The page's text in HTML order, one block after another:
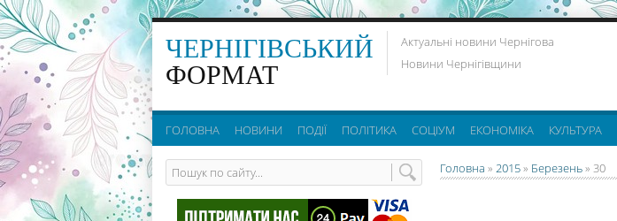
ЧЕРНІГІВСЬКИЙ
ФОРМАТ
Актуальні новини Чернігова
Новини Чернігівщини
ГОЛОВНА НОВИНИ ПОДІЇ ПОЛІТИКА СОЦІУМ ЕКОНОМІКА КУЛЬТУРА
Головна » 2015» Березень» 30